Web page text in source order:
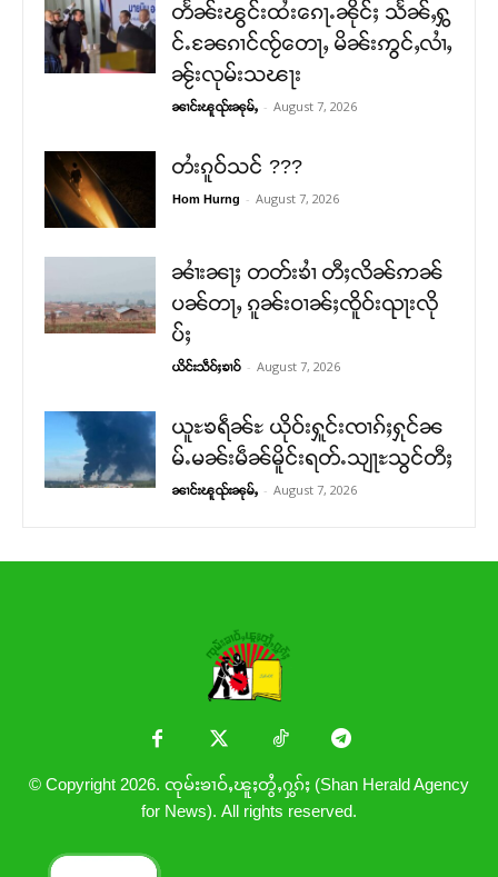
တႅၼ်းၽွင်းထႆးၵေႃႉၼိုင်ႈ သႅၼ်ႇႁွ
င်ႉၼႄၵၢင်ၸႂ်တေႃႇ မိၼ်းဢွင်ႇလၢႆႇ
ၼႂ်းလုမ်းသၽႃး
ၼၢင်းၽူၺ်းၼုမ်ႇ - August 7, 2026
တႆးၵူဝ်သင် ???
Hom Hurng - August 7, 2026
ၼၢႆးၼႃႈ တတ်းၶၢႆ တီႈလိၼ်ဢၼ်
ပၼ်တႃႇ ၵူၼ်းဝၢၼ်ႈၸိူဝ်းၺႃးလို
ပ်ႈ
ယိင်းသဵဝ်ႈၶၢဝ် - August 7, 2026
ယူႊၶရဵၼ်ႊ ယိုဝ်းႁူင်းၸၢၵ်ႈႁုင်ၼ
မ်ႉမၼ်းမဵၼ်မိူင်းရတ်ႉသျႃႊသွင်တီႈ
ၼၢင်းၽူၺ်းၼုမ်ႇ - August 7, 2026
© Copyright 2026. ၸုမ်းၶၢဝ်ႇၽူႈတွႆႇႁွၵ်ႈ (Shan Herald Agency
for News). All rights reserved.